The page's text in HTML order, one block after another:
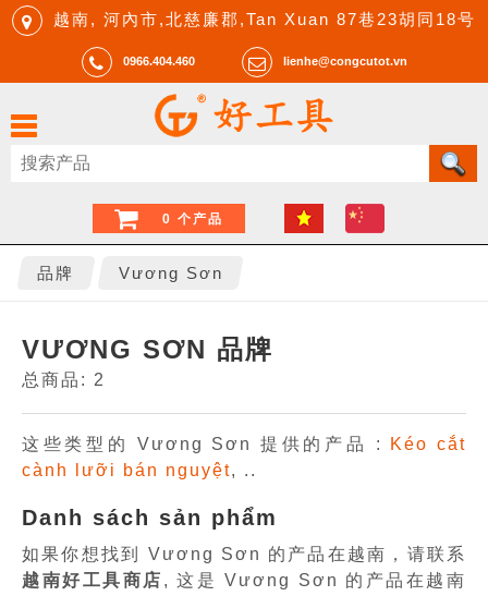
越南, 河內市,北慈廉郡,Tan Xuan 87巷23胡同18号
0966.404.460 lienhe@congcutot.vn
0 个产品
品牌 Vương Sơn
VƯƠNG SƠN 品牌
总商品: 2
这些类型的 Vương Sơn 提供的产品 : Kéo cắt
cành lưỡi bán nguyệt, ..
Danh sách sản phẩm
如果你想找到 Vương Sơn 的产品在越南，请联系
越南好工具商店 , 这是 Vương Sơn 的产品在越南